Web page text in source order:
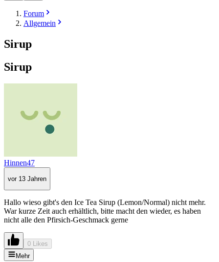
Forum
Allgemein
Sirup
Sirup
Hinnen47
vor 13 Jahren
Hallo wieso gibt's den Ice Tea Sirup (Lemon/Normal) nicht mehr.
War kurze Zeit auch erhältlich, bitte macht den wieder, es haben
nicht alle den Pfirsich-Geschmack gerne
0 Likes
Mehr